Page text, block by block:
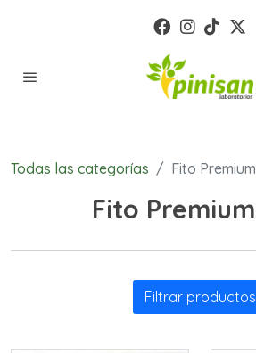
Todas las categorías Fito Premium
Fito Premium
Filtrar productos